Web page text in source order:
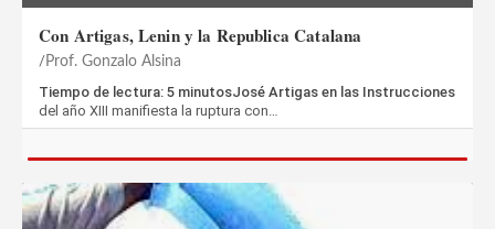
Con Artigas, Lenin y la Republica Catalana
Prof. Gonzalo Alsina
Tiempo de lectura: 5 minutosJosé Artigas en las Instrucciones
del año XIII manifiesta la ruptura con…